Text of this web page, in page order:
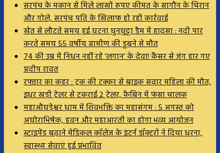
सरपंच के मकान से मिले लाखों रुपए कीमत के सागौन के चिरान
और गोले, सरपंच पति के खिलाफ हो रही कार्रवाई
खेत से लौटते समय हुई घटना घुनघुट्टा डैम में हादसा : नदी पार
करते समय 55 वर्षीय ग्रामीण की डूबने से मौत
74 की उम्र में निधन नहीं रहे ‘लगान’ के देवा! कैंसर से जंग हार गए
प्रदीप रावत
रफ्तार का कहर : ट्रक की टक्कर से बाइक सवार महिला की मौत,
इधर खड़ी ट्रेलर से टकराई 2 ट्रेलर, कैबिन में फंसा चालक
महाऔघड़ेश्वर धाम में शिवभक्ति का महासंगम : 5 अगस्त को
अघोराभिषेक, हवन और महाआरती का होगा भव्य आयोजन
स्टाइपेंड बढ़ाने मेडिकल कॉलेज के इंटर्न डॉक्टरों ने दिया धरना,
स्वास्थ्य सेवाएं हुई प्रभावित